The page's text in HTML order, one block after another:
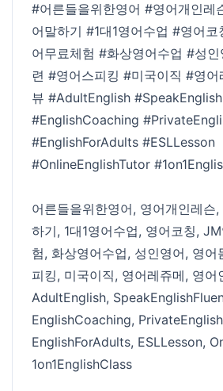
#어른들을위한영어 #영어개인레
어말하기 #1대1영어수업 #영어
어무료체험 #화상영어수업 #성
련 #영어스피킹 #미국이직 #영어
뷰 #AdultEnglish
#EnglishCoaching
#EnglishForAdults #ESLLesson
#OnlineEnglishTutor
어른들을위한영어, 영어개인레슨
하기, 1대1영어수업, 영어코칭,
험, 화상영어수업, 성인영어, 영어
피킹, 미국이직, 영어레쥬메, 영어
AdultEnglish,
EnglishCoaching,
EnglishForAdults, ESLLesson,
1on1EnglishClass